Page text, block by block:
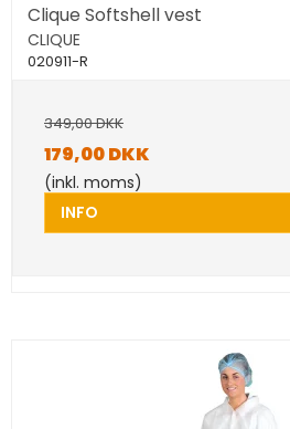
Clique Softshell vest
CLIQUE
020911-R
349,00 DKK
179,00 DKK
(inkl. moms)
INFO